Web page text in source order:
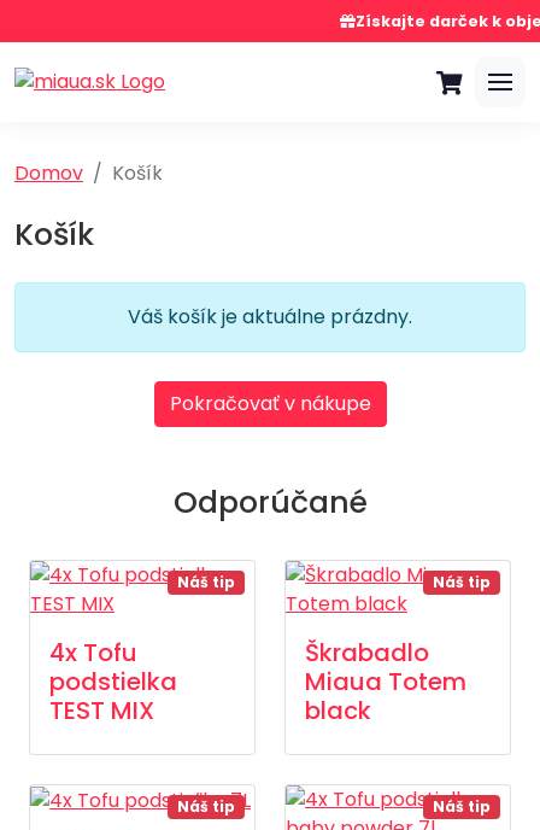
Získajte darček k
Domov Košík
Košík
Váš košík je aktuálne prázdny.
Pokračovať v nákupe
Odporúčané
Náš tip
4x Tofu
podstielka
TEST MIX
Náš tip
Škrabadlo
Miaua Totem
black
Náš tip Náš tip